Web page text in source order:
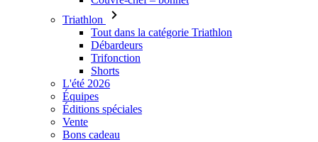
Shorts
L'été 2026
Équipes
Éditions spéciales
Vente
Bons cadeau
Femmes
Tout dans la catégorie Femmes
Cyclisme
Tout dans la catégorie Cyclisme